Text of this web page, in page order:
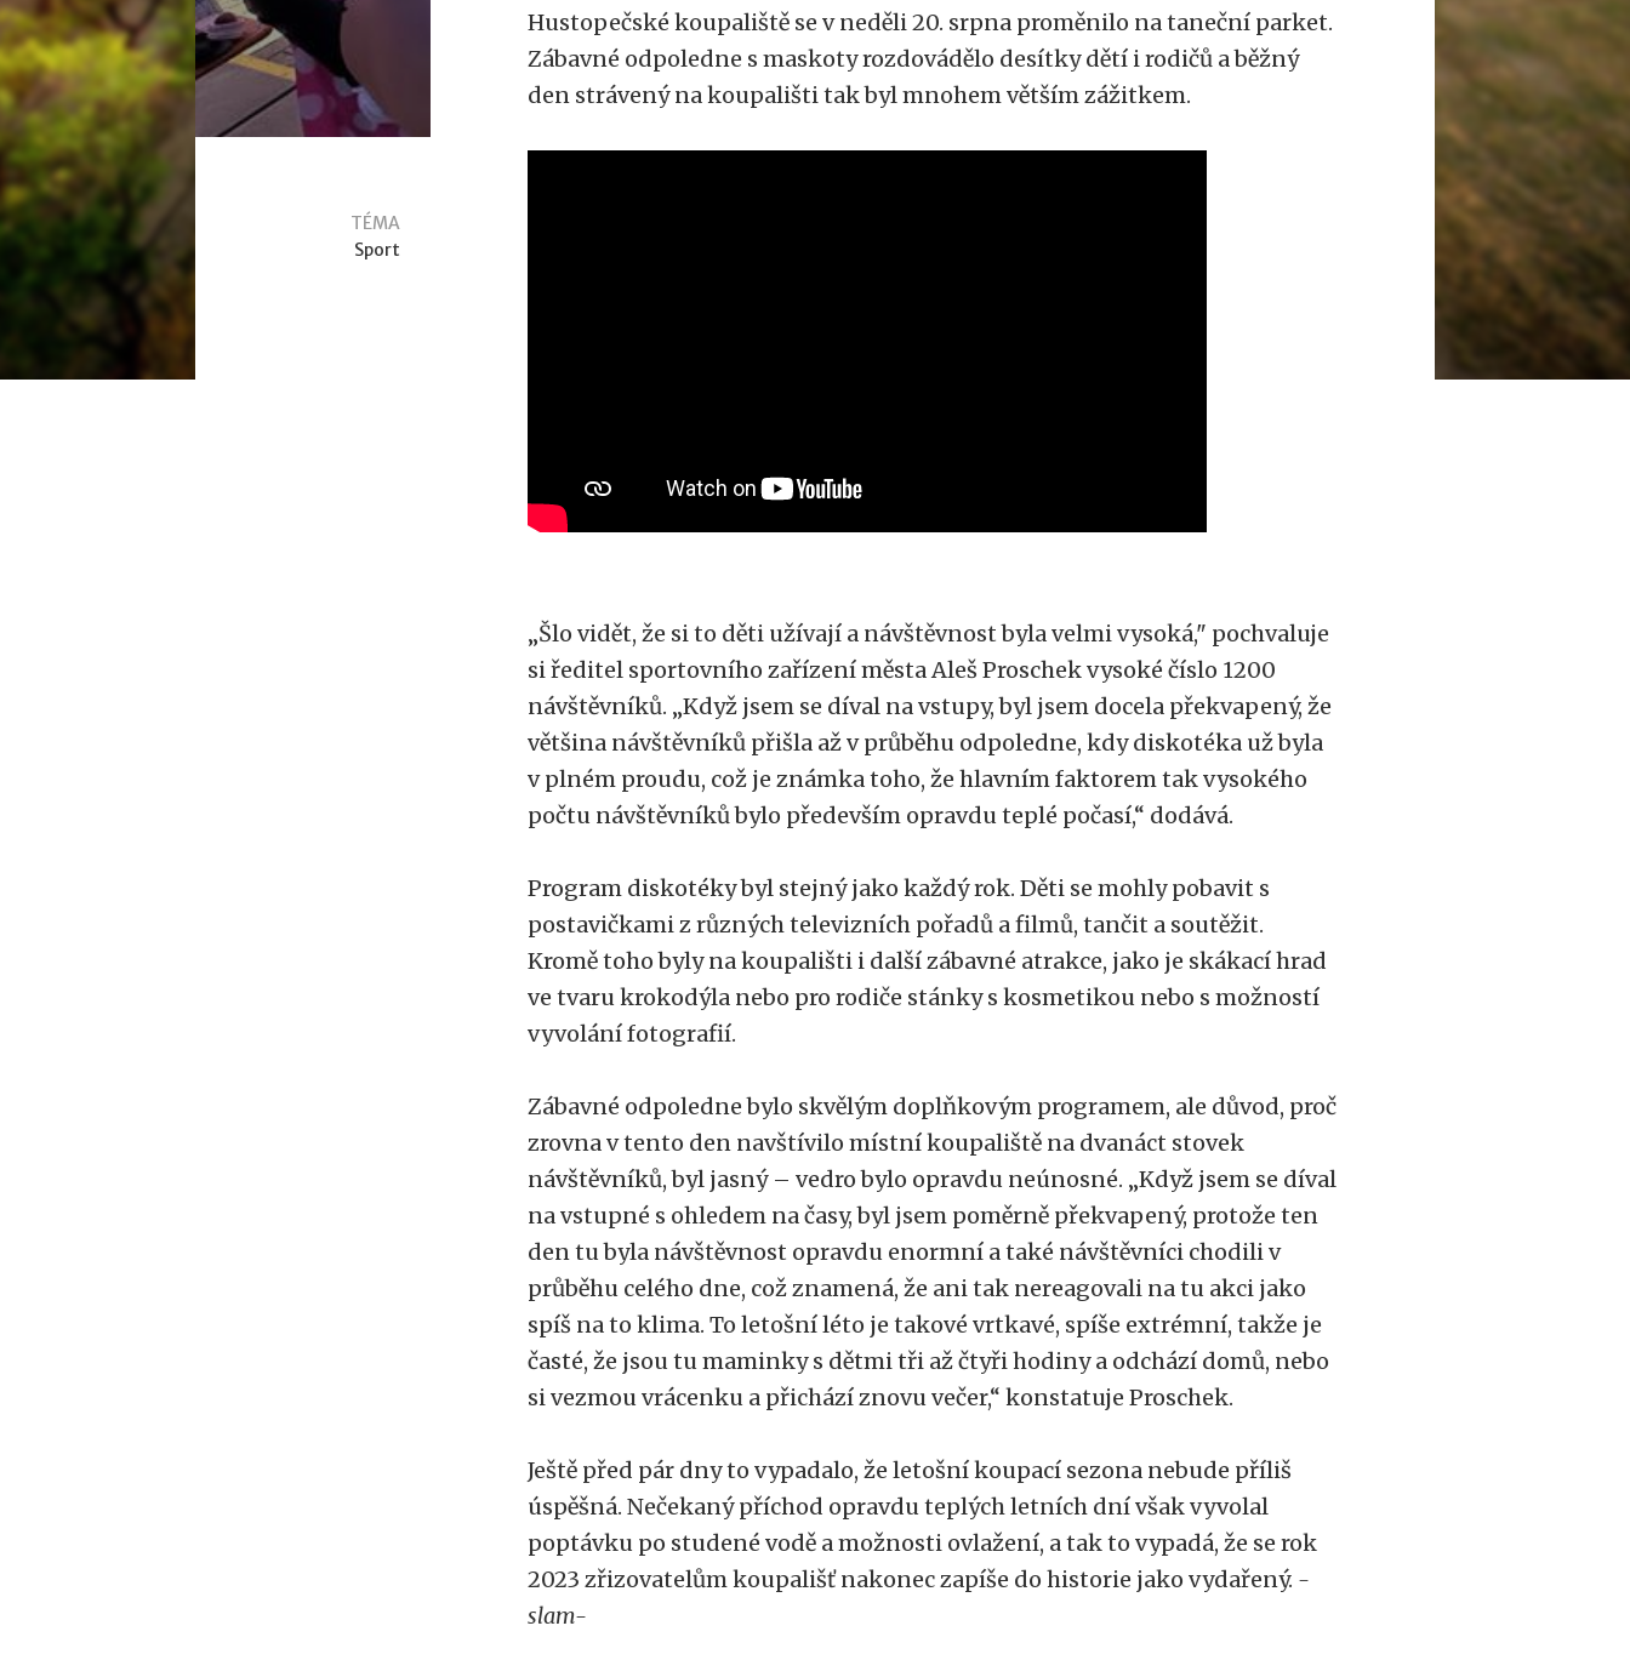
TÉMA
Sport
Hustopečské koupaliště se v neděli 20. srpna proměnilo na taneční parket.
Zábavné odpoledne s maskoty rozdovádělo desítky dětí i rodičů a běžný
den strávený na koupališti tak byl mnohem větším zážitkem.
„Šlo vidět, že si to děti užívají a návštěvnost byla velmi vysoká," pochvaluje
si ředitel sportovního zařízení města Aleš Proschek vysoké číslo 1200
návštěvníků. „Když jsem se díval na vstupy, byl jsem docela překvapený, že
většina návštěvníků přišla až v průběhu odpoledne, kdy diskotéka už byla
v plném proudu, což je známka toho, že hlavním faktorem tak vysokého
počtu návštěvníků bylo především opravdu teplé počasí,“ dodává.
Program diskotéky byl stejný jako každý rok. Děti se mohly pobavit s
postavičkami z různých televizních pořadů a filmů, tančit a soutěžit.
Kromě toho byly na koupališti i další zábavné atrakce, jako je skákací hrad
ve tvaru krokodýla nebo pro rodiče stánky s kosmetikou nebo s možností
vyvolání fotografií.
Zábavné odpoledne bylo skvělým doplňkovým programem, ale důvod, proč
zrovna v tento den navštívilo místní koupaliště na dvanáct stovek
návštěvníků, byl jasný – vedro bylo opravdu neúnosné. „Když jsem se díval
na vstupné s ohledem na časy, byl jsem poměrně překvapený, protože ten
den tu byla návštěvnost opravdu enormní a také návštěvníci chodili v
průběhu celého dne, což znamená, že ani tak nereagovali na tu akci jako
spíš na to klima. To letošní léto je takové vrtkavé, spíše extrémní, takže je
časté, že jsou tu maminky s dětmi tři až čtyři hodiny a odchází domů, nebo
si vezmou vrácenku a přichází znovu večer,“ konstatuje Proschek.
Ještě před pár dny to vypadalo, že letošní koupací sezona nebude příliš
úspěšná. Nečekaný příchod opravdu teplých letních dní však vyvolal
poptávku po studené vodě a možnosti ovlažení, a tak to vypadá, že se rok
2023 zřizovatelům koupališť nakonec zapíše do historie jako vydařený. -
slam-